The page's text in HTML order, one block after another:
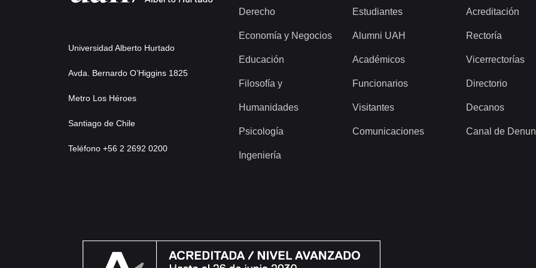
Universidad Alberto Hurtado
Avda. Bernardo O’Higgins 1825
Metro Los Héroes
Santiago de Chile
Teléfono +56 2 2692 0200
Derecho
Economía y Negocios
Educación
Filosofía y
Humanidades
Psicología
Ingeniería
Estudiantes
Alumni UAH
Académicos
Funcionarios
Visitantes
Comunicaciones
Acreditación
Rectoría
Vicerrectorías
Directorio
Decanos
Canal de